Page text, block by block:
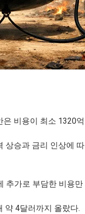
비용이 최소 1320
상승과 금리 인상에
추가로 부담한 비용
약 4달러까지 올랐다.